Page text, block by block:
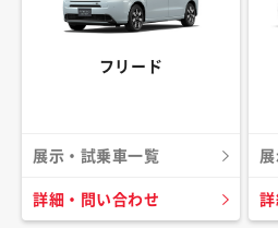
フリード
展示・試乗車一覧
詳細・問い合わせ 詳